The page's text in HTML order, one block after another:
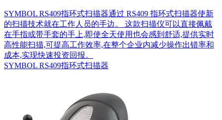
SYMBOL RS409指环式扫描器通过 RS409 指环式扫描器使新
的扫描技术就在工作人员的手边。 这款扫描仪可以直接佩戴
在手指或带手套的手上,即使全天使用也会感到舒适,提供实时
高性能扫描,可提高工作效率,在整个企业内减少操作出错率和
成本,实现快速投资回报。
SYMBOL RS409指环式扫描器